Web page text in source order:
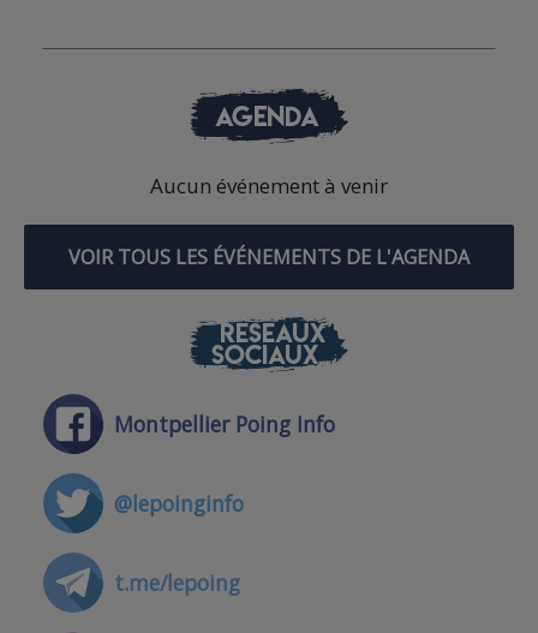
AGENDA
Aucun événement à venir
VOIR TOUS LES ÉVÉNEMENTS DE L'AGENDA
RÉSEAUX
SOCIAUX
Montpellier Poing Info
@lepoinginfo
t.me/lepoing